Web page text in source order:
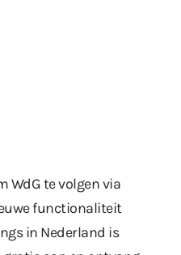
WdG te volgen via
functionaliteit
in Nederland is